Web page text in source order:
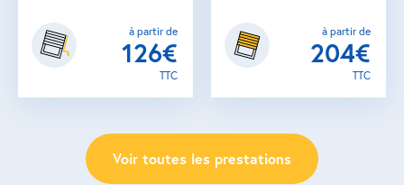
à partir de
126€
TTC
à partir de
204€
TTC
Voir toutes les prestations